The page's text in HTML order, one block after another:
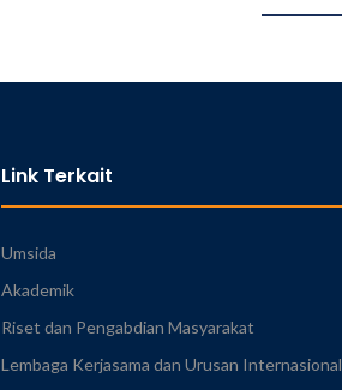
Link Terkait
Umsida
Akademik
Riset dan Pengabdian Masyarakat
Lembaga Kerjasama dan Urusan Internasional